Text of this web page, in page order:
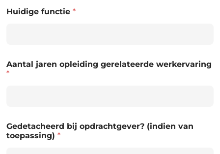
Huidige functie *
Aantal jaren opleiding gerelateerde werkervaring
*
Gedetacheerd bij opdrachtgever? (indien van
toepassing) *